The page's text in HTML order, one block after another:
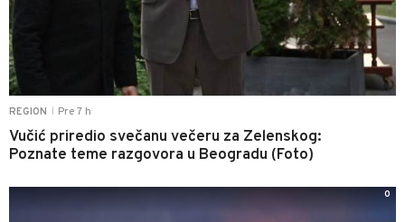
REGION Pre 7 h
Vučić priredio svečanu večeru za Zelenskog:
Poznate teme razgovora u Beogradu (Foto)
0